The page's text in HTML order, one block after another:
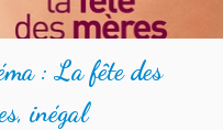
: La fête des
inégal